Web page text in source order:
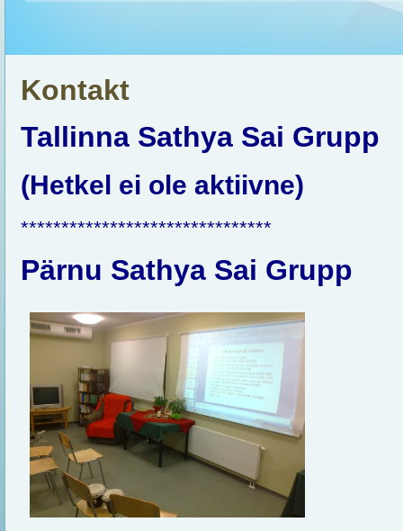
Kontakt
Tallinna Sathya Sai Grupp
(Hetkel ei ole aktiivne)
*******************************
Pärnu Sathya Sai Grupp